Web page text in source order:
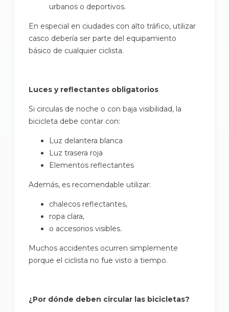
urbanos o deportivos.
En especial en ciudades con alto tráfico, utilizar
casco debería ser parte del equipamiento
básico de cualquier ciclista.
Luces y reflectantes obligatorios
Si circulas de noche o con baja visibilidad, la
bicicleta debe contar con:
Luz delantera blanca
Luz trasera roja
Elementos reflectantes
Además, es recomendable utilizar:
chalecos reflectantes,
ropa clara,
o accesorios visibles.
Muchos accidentes ocurren simplemente
porque el ciclista no fue visto a tiempo.
¿Por dónde deben circular las bicicletas?